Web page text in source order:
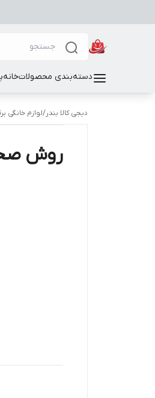
دسته‌بندی محصولاتخانه
دیجی کالا بندر/لوازم خانگی
روش